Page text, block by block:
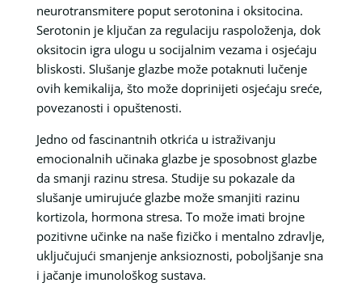
neurotransmitere poput serotonina i oksitocina.
Serotonin je ključan za regulaciju raspoloženja, dok
oksitocin igra ulogu u socijalnim vezama i osjećaju
bliskosti. Slušanje glazbe može potaknuti lučenje
ovih kemikalija, što može doprinijeti osjećaju sreće,
povezanosti i opuštenosti.
Jedno od fascinantnih otkrića u istraživanju
emocionalnih učinaka glazbe je sposobnost glazbe
da smanji razinu stresa. Studije su pokazale da
slušanje umirujuće glazbe može smanjiti razinu
kortizola, hormona stresa. To može imati brojne
pozitivne učinke na naše fizičko i mentalno zdravlje,
uključujući smanjenje anksioznosti, poboljšanje sna
i jačanje imunološkog sustava.